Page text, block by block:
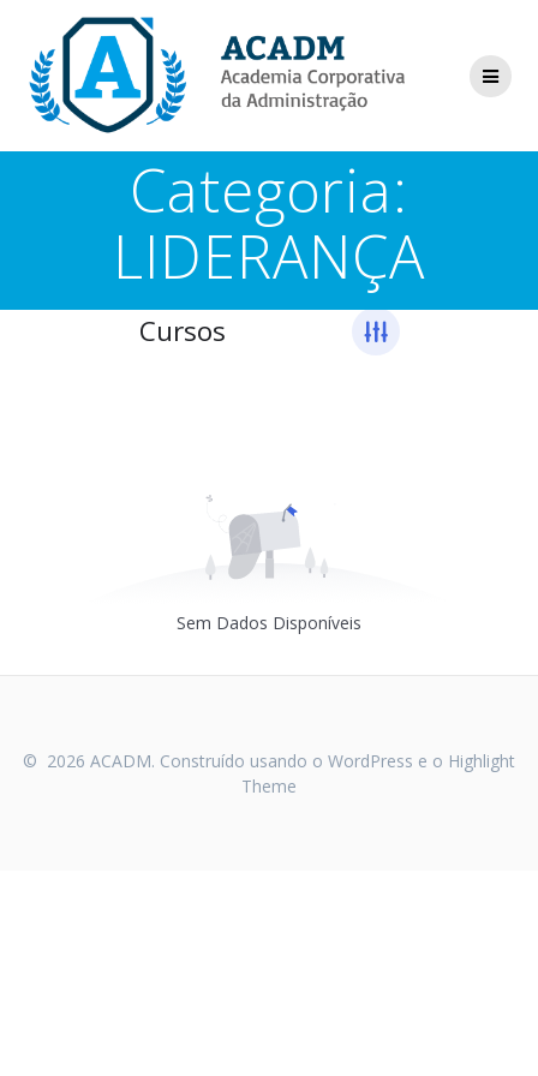
to
content
Categoria:
LIDERANÇA
Cursos
Sem Dados Disponíveis
© 2026 ACADM. Construído usando o WordPress e o Highlight
Theme